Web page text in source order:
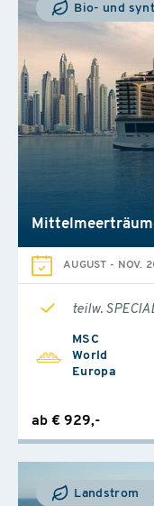
Bio- und
AUGUST - NOV.
teilw.
MSC
World
Europa
ab € 929,-
Landstrom